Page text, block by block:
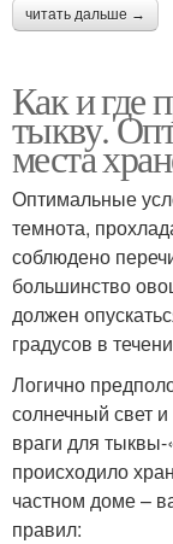
читать дальше →
Как и где
тыкву.
места
Оптимальные
темнота,
соблюдено
большинство
должен
градусов в
Логично
солнечный свет
враги для
происходило
частном доме –
правил: